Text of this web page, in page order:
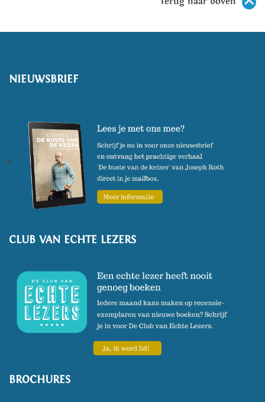
NIEUWSBRIEF
CLUB VAN ECHTE LEZERS
BROCHURES